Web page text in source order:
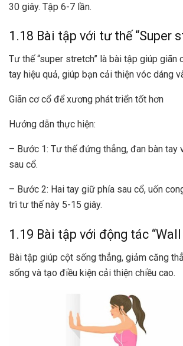
30 giây. Tập 6-7 lần.
1.18 Bài tập với tư thế “Super
Tư thế “super stretch” là bài tập giúp giãn
tay hiệu quả, giúp bạn cải thiện vóc dáng
Giãn cơ cổ để xương phát triển tốt hơn
Hướng dẫn thực hiện:
– Bước 1: Tư thế đứng thẳng, đan bàn tay
sau cổ.
– Bước 2: Hai tay giữ phía sau cổ, uốn
trì tư thế này 5-15 giây.
1.19 Bài tập với động tác
Bài tập giúp cột sống thẳng, giảm căng
sống và tạo điều kiện cải thiện chiều cao.